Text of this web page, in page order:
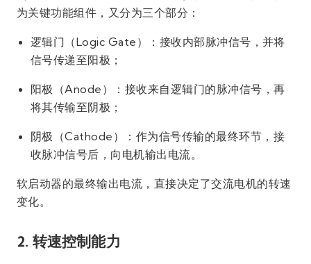
为关键功能组件，又分为三个部分：
逻辑门（Logic Gate）：接收内部脉冲信号，并将
信号传递至阳极；
阳极（Anode）：接收来自逻辑门的脉冲信号，再
将其传输至阴极；
阴极（Cathode）：作为信号传输的最终环节，接
收脉冲信号后，向电机输出电流。
软启动器的最终输出电流，直接决定了交流电机的转速
变化。
2. 转速控制能力